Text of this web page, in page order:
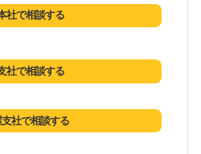
社で相談する
社で相談する
社で相談する